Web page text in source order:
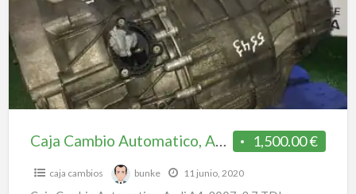
A4,
2007
1,500.00 €
Caja Cambio Automatico, Audi A4, 2007
caja cambios bunke 11 junio, 2020